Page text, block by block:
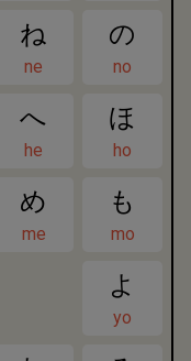
ね
ne
の
no
へ
he
ほ
ho
め
me
も
mo
よ
yo